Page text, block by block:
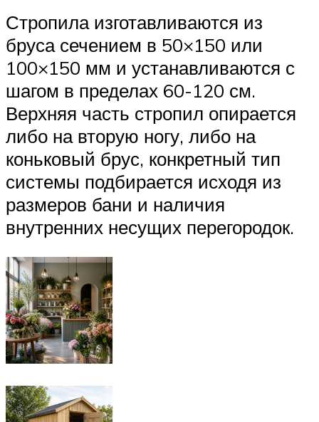
Стропила изготавливаются из
бруса сечением в 50×150 или
100×150 мм и устанавливаются с
шагом в пределах 60-120 см.
Верхняя часть стропил опирается
либо на вторую ногу, либо на
коньковый брус, конкретный тип
системы подбирается исходя из
размеров бани и наличия
внутренних несущих перегородок.